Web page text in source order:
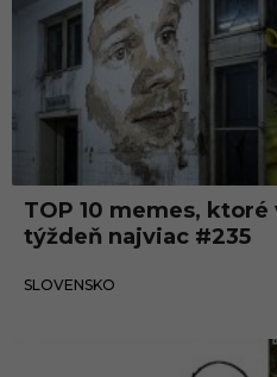
TOP 10 memes,
týždeň najviac #235
SLOVENSKO